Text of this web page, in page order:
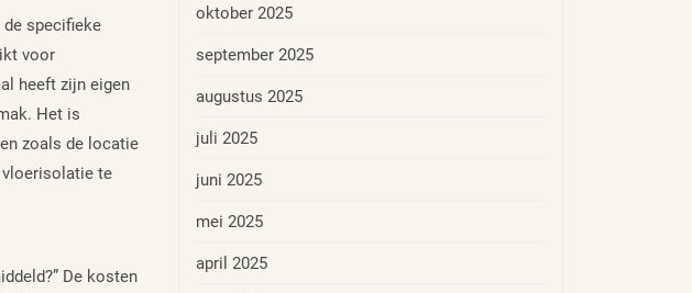
specifieke
voor
heeft zijn eigen
Het is
zoals de locatie
vloerisolatie te
De kosten
oktober 2025
september 2025
augustus 2025
juli 2025
juni 2025
mei 2025
april 2025